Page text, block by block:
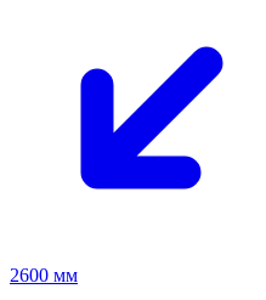
2600 мм